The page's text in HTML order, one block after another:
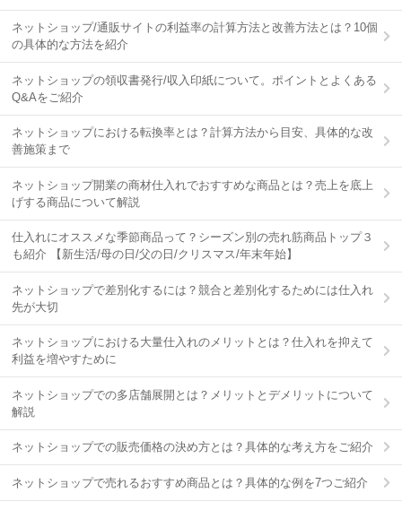
ネットショップ/通販サイトの利益率の計算方法と改善方法とは？10個
の具体的な方法を紹介
ネットショップの領収書発行/収入印紙について。ポイントとよくある
Q&Aをご紹介
ネットショップにおける転換率とは？計算方法から目安、具体的な改
善施策まで
ネットショップ開業の商材仕入れでおすすめな商品とは？売上を底上
げする商品について解説
仕入れにオススメな季節商品って？シーズン別の売れ筋商品トップ３
も紹介 【新生活/母の日/父の日/クリスマス/年末年始】
ネットショップで差別化するには？競合と差別化するためには仕入れ
先が大切
ネットショップにおける大量仕入れのメリットとは？仕入れを抑えて
利益を増やすために
ネットショップでの多店舗展開とは？メリットとデメリットについて
解説
ネットショップでの販売価格の決め方とは？具体的な考え方をご紹介
ネットショップで売れるおすすめ商品とは？具体的な例を7つご紹介